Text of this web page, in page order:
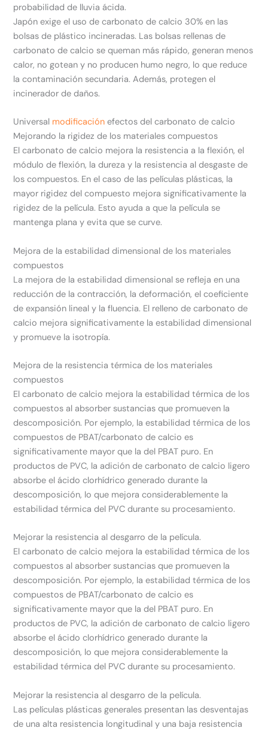
probabilidad de lluvia ácida.
Japón exige el uso de carbonato de calcio 30% en las
bolsas de plástico incineradas. Las bolsas rellenas de
carbonato de calcio se queman más rápido, generan menos
calor, no gotean y no producen humo negro, lo que reduce
la contaminación secundaria. Además, protegen el
incinerador de daños.
Universal modificación efectos del carbonato de calcio
Mejorando la rigidez de los materiales compuestos
El carbonato de calcio mejora la resistencia a la flexión, el
módulo de flexión, la dureza y la resistencia al desgaste de
los compuestos. En el caso de las películas plásticas, la
mayor rigidez del compuesto mejora significativamente la
rigidez de la película. Esto ayuda a que la película se
mantenga plana y evita que se curve.
Mejora de la estabilidad dimensional de los materiales
compuestos
La mejora de la estabilidad dimensional se refleja en una
reducción de la contracción, la deformación, el coeficiente
de expansión lineal y la fluencia. El relleno de carbonato de
calcio mejora significativamente la estabilidad dimensional
y promueve la isotropía.
Mejora de la resistencia térmica de los materiales
compuestos
El carbonato de calcio mejora la estabilidad térmica de los
compuestos al absorber sustancias que promueven la
descomposición. Por ejemplo, la estabilidad térmica de los
compuestos de PBAT/carbonato de calcio es
significativamente mayor que la del PBAT puro. En
productos de PVC, la adición de carbonato de calcio ligero
absorbe el ácido clorhídrico generado durante la
descomposición, lo que mejora considerablemente la
estabilidad térmica del PVC durante su procesamiento.
Mejorar la resistencia al desgarro de la película.
El carbonato de calcio mejora la estabilidad térmica de los
compuestos al absorber sustancias que promueven la
descomposición. Por ejemplo, la estabilidad térmica de los
compuestos de PBAT/carbonato de calcio es
significativamente mayor que la del PBAT puro. En
productos de PVC, la adición de carbonato de calcio ligero
absorbe el ácido clorhídrico generado durante la
descomposición, lo que mejora considerablemente la
estabilidad térmica del PVC durante su procesamiento.
Mejorar la resistencia al desgarro de la película.
Las películas plásticas generales presentan las desventajas
de una alta resistencia longitudinal y una baja resistencia